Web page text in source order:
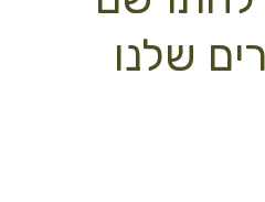
שלנו